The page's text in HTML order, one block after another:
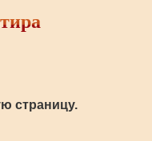
страницу.